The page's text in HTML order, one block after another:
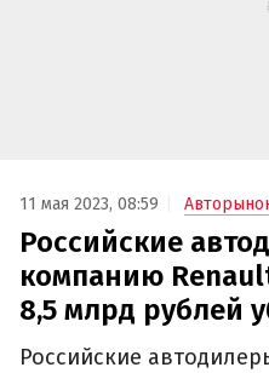
11 мая 2023, 08:59
Российские
компанию
8,5 млрд рублей
Российские